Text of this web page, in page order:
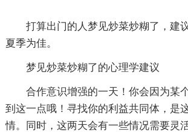
打算出门的人梦见炒菜炒糊了，建
夏季为佳。
梦见炒菜炒糊了的心理学建议
合作意识增强的一天！你会因为某
到这一点哦！寻找你的利益共同体，是
情。同时，这两天会有一些情况需要灵